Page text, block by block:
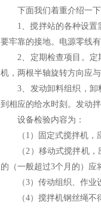
下面我们着重介绍一下
1、搅拌站的各种设置需
要牢靠的接地。电源零线
2、定期检查项目。定期
机，两根半轴旋转方向应
3、发动卸料组织，卸料
到相应的给水时刻。发动
设备检验内容为：
（1）固定式搅拌机，应
（2）移动式搅拌机，应
的（一般超过3个月的）
（3）传动组织、作业设
（4）搅拌机钢丝绳不